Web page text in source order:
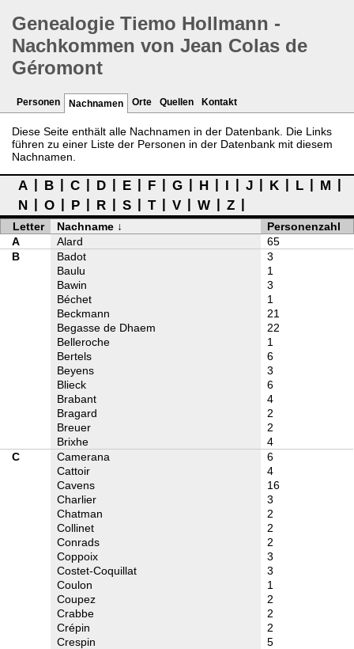
Genealogie Tiemo Hollmann -
Nachkommen von Jean Colas de
Géromont
Personen Nachnamen Orte Quellen Kontakt
Diese Seite enthält alle Nachnamen in der Datenbank. Die Links
führen zu einer Liste der Personen in der Datenbank mit diesem
Nachnamen.
A B C D E F G H I J K L
M
N
O P R S T V W Z
Letter Nachname
Personenzahl
A
Alard
65
B
Badot
3
Baulu
1
Bawin
3
Béchet
1
Beckmann
21
Begasse de Dhaem
22
Belleroche
1
Bertels
6
Beyens
3
Blieck
6
Brabant
4
Bragard
2
Breuer
2
Brixhe
4
C
Camerana
6
Cattoir
4
Cavens
16
Charlier
3
Chatman
2
Collinet
2
Conrads
2
Coppoix
3
Costet-Coquillat
3
Coulon
1
Coupez
2
Crabbe
2
Crépin
2
Crespin
5